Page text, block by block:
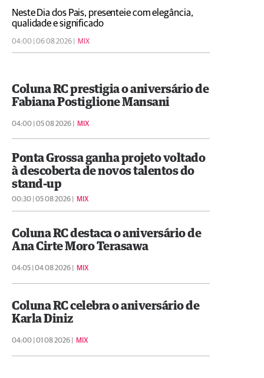
Neste Dia dos Pais, presenteie com elegância,
qualidade e significado
04:00 | 06 08 2026 | MIX
Coluna RC prestigia o aniversário de
Fabiana Postiglione Mansani
04:00 | 05 08 2026 | MIX
Ponta Grossa ganha projeto voltado
à descoberta de novos talentos do
stand-up
00:30 | 05 08 2026 | MIX
Coluna RC destaca o aniversário de
Ana Cirte Moro Terasawa
04:05 | 04 08 2026 | MIX
Coluna RC celebra o aniversário de
Karla Diniz
04:00 | 01 08 2026 | MIX